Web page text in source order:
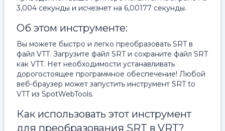
3,004 секунды и исчезнет на 6,00177 секунды.
Об этом инструменте:
Вы можете быстро и легко преобразовать SRT в
файл VTT. Загрузите файл SRT и сохраните файл SRT
как VTT. Нет необходимости устанавливать
дорогостоящее программное обеспечение! Любой
веб-браузер может запустить инструмент SRT to
VTT из SpotWebTools.
Как использовать этот инструмент
для преобразования SRT в VRT?